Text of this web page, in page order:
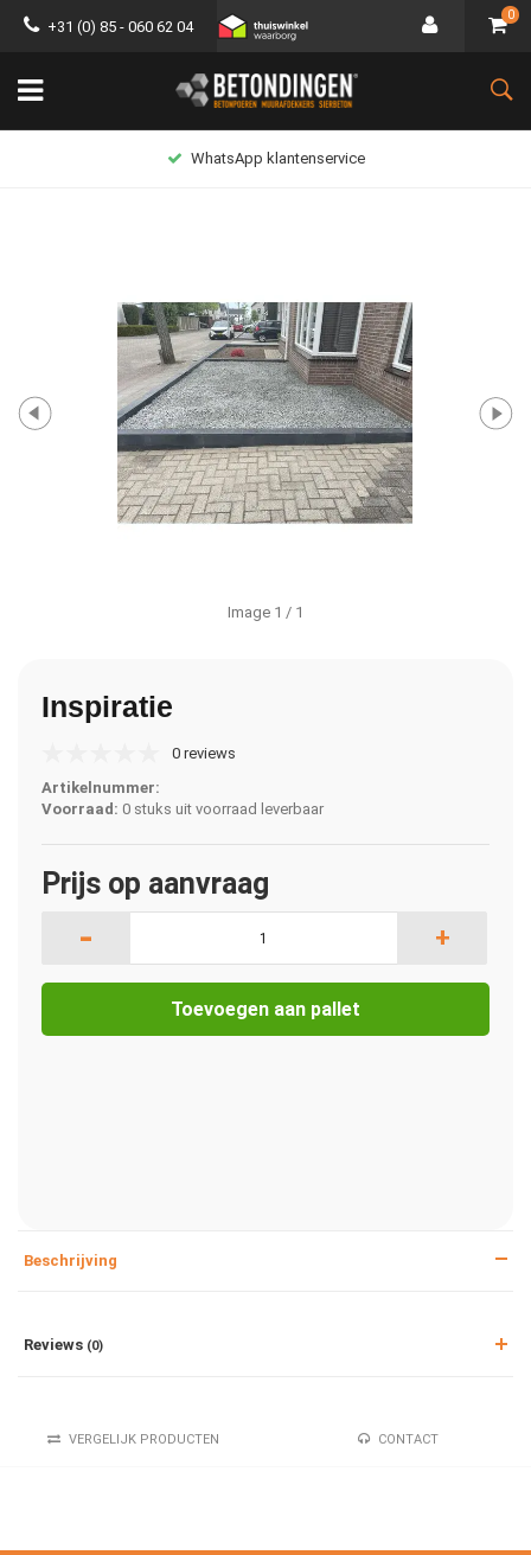
+31 (0) 85 - 060 62 04
0
WhatsApp klantenservice
Image 1 / 1
Inspiratie
0 reviews
Artikelnummer:
Voorraad: 0 stuks uit voorraad leverbaar
Prijs op aanvraag
- +
Toevoegen aan pallet
Beschrijving
Reviews (0)
VERGELIJK PRODUCTEN CONTACT